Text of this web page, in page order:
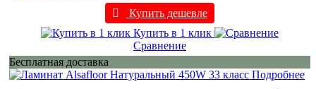
Купить дешевле
Купить в 1 клик
Сравнение
Бесплатная доставка
Подробнее